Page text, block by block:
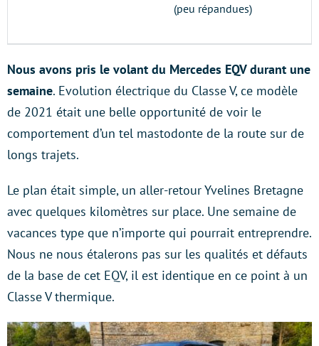
(peu répandues)
Nous avons pris le volant du Mercedes EQV durant une
semaine. Evolution électrique du Classe V, ce modèle
de 2021 était une belle opportunité de voir le
comportement d’un tel mastodonte de la route sur de
longs trajets.
Le plan était simple, un aller-retour Yvelines Bretagne
avec quelques kilomètres sur place. Une semaine de
vacances type que n’importe qui pourrait entreprendre.
Nous ne nous étalerons pas sur les qualités et défauts
de la base de cet EQV, il est identique en ce point à un
Classe V thermique.